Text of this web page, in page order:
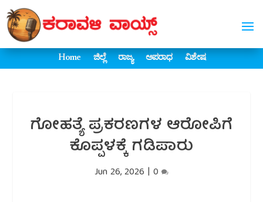
Home ಜಿಲ್ಲೆ ರಾಜ್ಯ ಅಪರಾಧ ವಿಶೇಷ
ಗೋಹತ್ಯೆ ಪ್ರಕರಣಗಳ ಆರೋಪಿಗೆ
ಕೊಪ್ಪಳಕ್ಕೆ ಗಡಿಪಾರು
Jun 26, 2026 | 0